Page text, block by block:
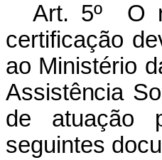
Art. 5º O
certificação
ao Ministério
Assistência
de atuação
seguintes